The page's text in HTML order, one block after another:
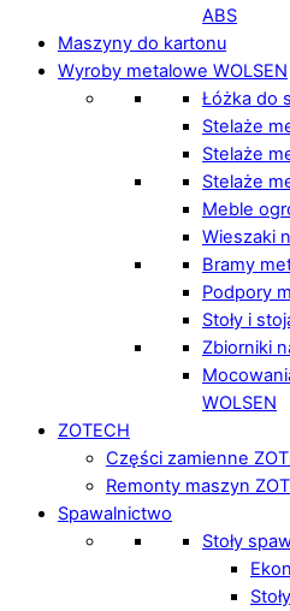
ABS
Maszyny do kartonu
Wyroby metalowe WOLSEN
Łóżka do
Stelaże
Stelaże
Stelaże
Meble
Wieszaki
Bramy
Podpory
Stoły i
Zbiorniki
WOLSEN
ZOTECH
Części zamienne
Remonty maszyn
Spawalnictwo
Stoły